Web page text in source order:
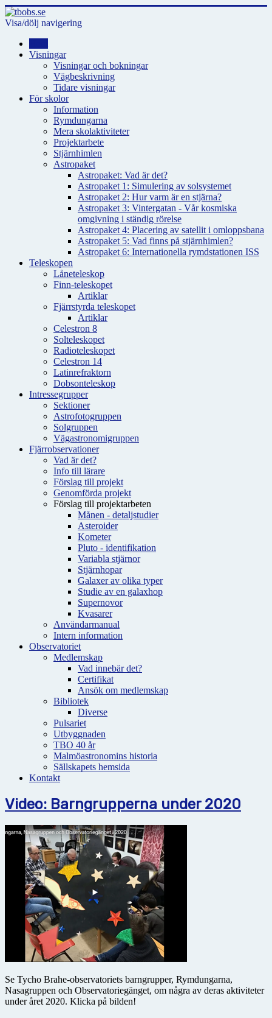
Visa/dölj navigering
Visningar
Visningar och bokningar
Vägbeskrivning
Tidare visningar
För skolor
Information
Rymdungarna
Mera skolaktiviteter
Projektarbete
Stjärnhimlen
Astropaket
Astropaket: Vad är det?
Astropaket 1: Simulering av solsystemet
Astropaket 2: Hur varm är en stjärna?
Astropaket 3: Vintergatan - Vår kosmiska
omgivning i ständig rörelse
Astropaket 4: Placering av satellit i omloppsbana
Astropaket 5: Vad finns på stjärnhimlen?
Astropaket 6: Internationella rymdstationen ISS
Teleskopen
Låneteleskop
Finn-teleskopet
Artiklar
Fjärrstyrda teleskopet
Artiklar
Celestron 8
Solteleskopet
Radioteleskopet
Celestron 14
Latinrefraktorn
Dobsonteleskop
Intressegrupper
Sektioner
Astrofotogruppen
Solgruppen
Vägastronomigruppen
Fjärrobservationer
Vad är det?
Info till lärare
Förslag till projekt
Genomförda projekt
Förslag till projektarbeten
Månen - detaljstudier
Asteroider
Kometer
Pluto - identifikation
Variabla stjärnor
Stjärnhopar
Galaxer av olika typer
Studie av en galaxhop
Supernovor
Kvasarer
Användarmanual
Intern information
Observatoriet
Medlemskap
Vad innebär det?
Certifikat
Ansök om medlemskap
Bibliotek
Diverse
Pulsariet
Utbyggnaden
TBO 40 år
Malmöastronomins historia
Sällskapets hemsida
Kontakt
Video: Barngrupperna under 2020
Se Tycho Brahe-observatoriets barngrupper, Rymdungarna,
Nasagruppen och Observatoriegänget, om några av deras aktiviteter
under året 2020. Klicka på bilden!